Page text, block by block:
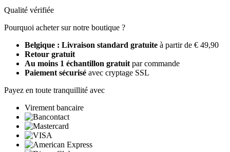
Qualité vérifiée
Pourquoi acheter sur notre boutique ?
Belgique : Livraison standard gratuite à partir de € 49,90
Retour gratuit
Au moins 1 échantillon gratuit par commande
Paiement sécurisé avec cryptage SSL
Payez en toute tranquillité avec
Virement bancaire